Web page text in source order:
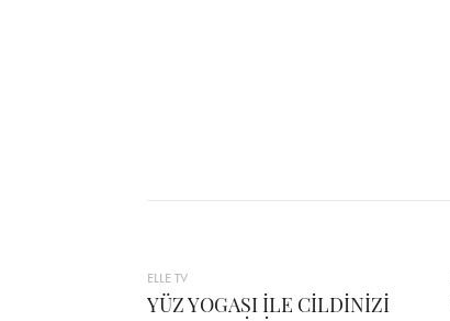
ELLE TV
YÜZ YOGASI İLE CİLDİNİZİ